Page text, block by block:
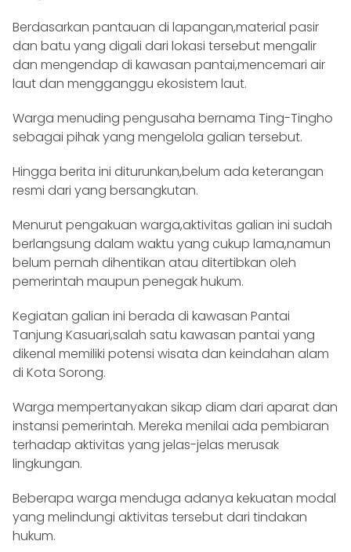
Berdasarkan pantauan di lapangan,material pasir
dan batu yang digali dari lokasi tersebut mengalir
dan mengendap di kawasan pantai,mencemari air
laut dan mengganggu ekosistem laut.
Warga menuding pengusaha bernama Ting-Tingho
sebagai pihak yang mengelola galian tersebut.
Hingga berita ini diturunkan,belum ada keterangan
resmi dari yang bersangkutan.
Menurut pengakuan warga,aktivitas galian ini sudah
berlangsung dalam waktu yang cukup lama,namun
belum pernah dihentikan atau ditertibkan oleh
pemerintah maupun penegak hukum.
Kegiatan galian ini berada di kawasan Pantai
Tanjung Kasuari,salah satu kawasan pantai yang
dikenal memiliki potensi wisata dan keindahan alam
di Kota Sorong.
Warga mempertanyakan sikap diam dari aparat dan
instansi pemerintah. Mereka menilai ada pembiaran
terhadap aktivitas yang jelas-jelas merusak
lingkungan.
Beberapa warga menduga adanya kekuatan modal
yang melindungi aktivitas tersebut dari tindakan
hukum.